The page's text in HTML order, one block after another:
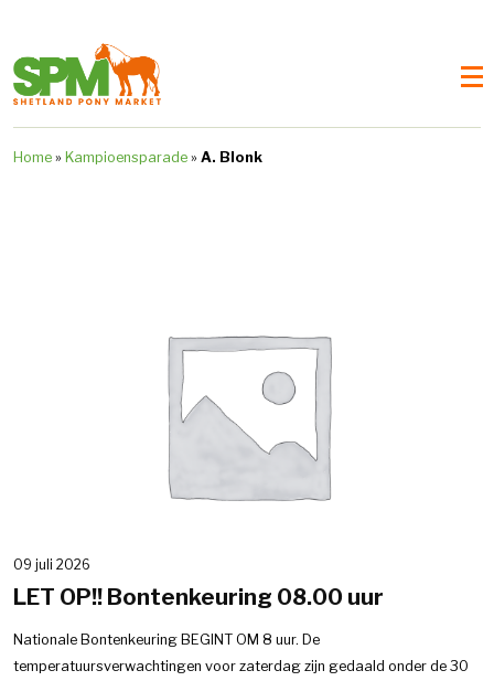
Home » Kampioensparade » A. Blonk
09 juli 2026
LET OP!! Bontenkeuring 08.00 uur
Nationale Bontenkeuring BEGINT OM 8 uur. De
temperatuursverwachtingen voor zaterdag zijn gedaald onder de 30